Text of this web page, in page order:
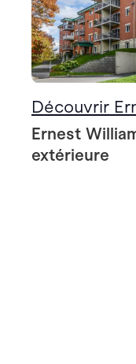
Découvrir
Ernest
extérieure